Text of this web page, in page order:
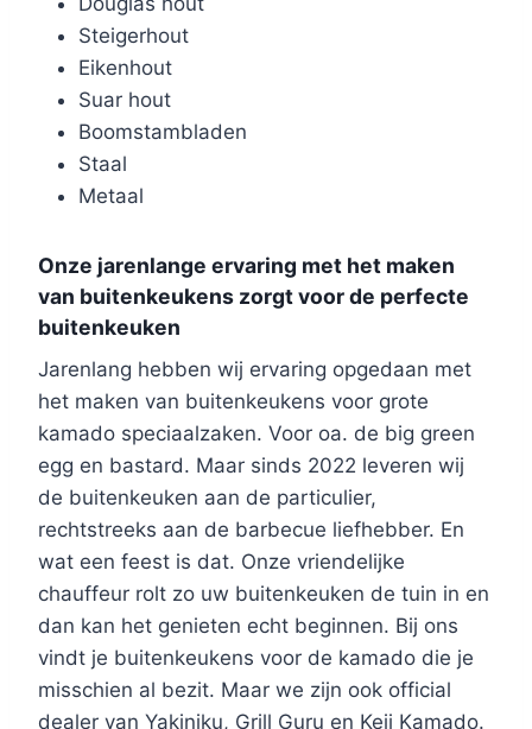
Steigerhout
Eikenhout
Suar hout
Boomstambladen
Staal
Metaal
Onze jarenlange ervaring met het maken
van buitenkeukens zorgt voor de perfecte
buitenkeuken
Jarenlang hebben wij ervaring opgedaan met
het maken van buitenkeukens voor grote
kamado speciaalzaken. Voor oa. de big green
egg en bastard. Maar sinds 2022 leveren wij
de buitenkeuken aan de particulier,
rechtstreeks aan de barbecue liefhebber. En
wat een feest is dat. Onze vriendelijke
chauffeur rolt zo uw buitenkeuken de tuin in en
dan kan het genieten echt beginnen. Bij ons
vindt je buitenkeukens voor de kamado die je
misschien al bezit. Maar we zijn ook official
dealer van Yakiniku, Grill Guru en Keij Kamado.